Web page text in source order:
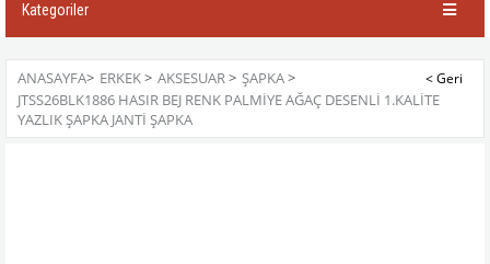
Kategoriler
ANASAYFA> ERKEK> AKSESUAR> ŞAPKA>
JTSS26BLK1886 HASIR BEJ RENK PALMİYE AĞAÇ DESENLİ 1.KALİTE
YAZLIK ŞAPKA JANTİ ŞAPKA